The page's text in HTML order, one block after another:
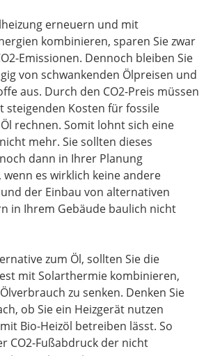
erneuern und mit
kombinieren, sparen Sie zwar
Emissionen. Dennoch bleiben Sie
von schwankenden Ölpreisen und
aus. Durch den CO2-Preis müssen
steigenden Kosten für fossile
rechnen. Somit lohnt sich eine
mehr. Sie sollten dieses
dann in Ihrer Planung
es wirklich keine andere
der Einbau von alternativen
in Ihrem Gebäude baulich nicht
zum Öl, sollten Sie die
mit Solarthermie kombinieren,
zu senken. Denken Sie
ob Sie ein Heizgerät nutzen
Bio-Heizöl betreiben lässt. So
CO2-Fußabdruck der nicht